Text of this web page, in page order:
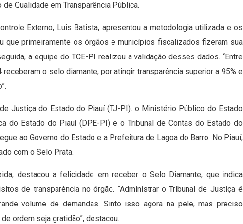
Qualidade em Transparência Pública.
Externo, Luis Batista, apresentou a metodologia utilizada e os
que primeiramente os órgãos e municípios fiscalizados fizeram sua
a equipe do TCE-PI realizou a validação desses dados. “Entre
o selo diamante, por atingir transparência superior a 95% e
Justiça do Estado do Piauí (TJ-PI), o Ministério Público do Estado
do Estado do Piauí (DPE-PI) e o Tribunal de Contas do Estado do
ao Governo do Estado e a Prefeitura de Lagoa do Barro. No Piauí,
com o Selo Prata.
destacou a felicidade em receber o Selo Diamante, que indica
de transparência no órgão. “Administrar o Tribunal de Justiça é
volume de demandas. Sinto isso agora na pele, mas preciso
ordem seja gratidão”, destacou.